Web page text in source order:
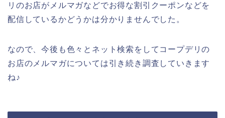
リのお店がメルマガなどでお得な割引クーポンなどを
配信しているかどうかは分かりませんでした。
なので、今後も色々とネット検索をしてコープデリの
お店のメルマガについては引き続き調査していきます
ね♪